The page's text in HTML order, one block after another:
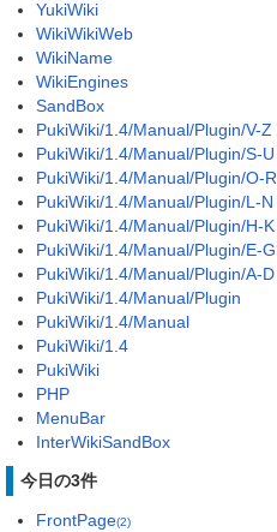
YukiWiki
WikiWikiWeb
WikiName
WikiEngines
SandBox
PukiWiki/1.4/Manual/Plugin/V-Z
PukiWiki/1.4/Manual/Plugin/S-U
PukiWiki/1.4/Manual/Plugin/O-R
PukiWiki/1.4/Manual/Plugin/L-N
PukiWiki/1.4/Manual/Plugin/H-K
PukiWiki/1.4/Manual/Plugin/E-G
PukiWiki/1.4/Manual/Plugin/A-D
PukiWiki/1.4/Manual/Plugin
PukiWiki/1.4/Manual
PukiWiki/1.4
PukiWiki
PHP
MenuBar
InterWikiSandBox
今日の3件
FrontPage(2)